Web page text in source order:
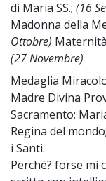
di Maria SS.; (16
Madonna della
Ottobre)
(27 Novembre)
Medaglia
Madre Divina
Sacramento;
Regina del
i Santi.
Perché? forse mi